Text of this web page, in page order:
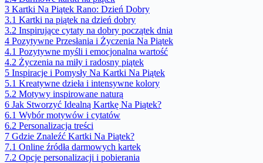
3 Kartki Na Piątek Rano: Dzień Dobry
3.1 Kartki na piątek na dzień dobry
3.2 Inspirujące cytaty na dobry początek dnia
4 Pozytywne Przesłania i Życzenia Na Piątek
4.1 Pozytywne myśli i emocjonalna wartość
4.2 Życzenia na miły i radosny piątek
5 Inspiracje i Pomysły Na Kartki Na Piątek
5.1 Kreatywne dzieła i intensywne kolory
5.2 Motywy inspirowane naturą
6 Jak Stworzyć Idealną Kartkę Na Piątek?
6.1 Wybór motywów i cytatów
6.2 Personalizacja treści
7 Gdzie Znaleźć Kartki Na Piątek?
7.1 Online źródła darmowych kartek
7.2 Opcje personalizacji i pobierania